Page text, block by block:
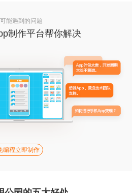
能遇到的问题
制作平台帮你解决
编程立即制作